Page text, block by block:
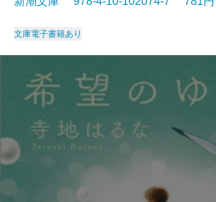
文庫電子書籍あり